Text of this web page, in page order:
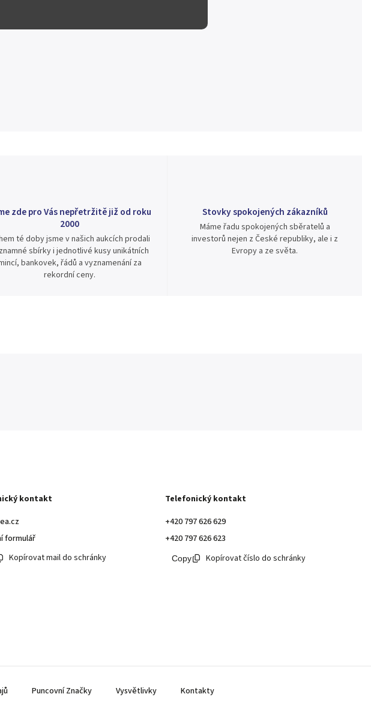
zde pro Vás nepřetržitě již od roku
2000
té doby jsme v našich aukcích prodali
sbírky i jednotlivé kusy unikátních
bankovek, řádů a vyznamenání za
rekordní ceny.
Stovky spokojených zákazníků
Máme řadu spokojených sběratelů a
investorů nejen z České republiky, ale i z
Evropy a ze světa.
kontakt
formulář
Kopírovat mail do schránky
Telefonický kontakt
+420 797 626 629
+420 797 626 623
Kopírovat číslo do schránky
Puncovní Značky Vysvětlivky Kontakty